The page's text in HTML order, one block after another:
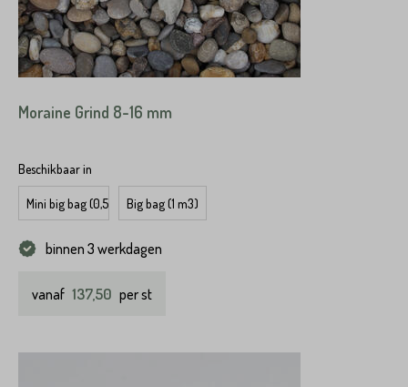
Moraine Grind 8-16 mm
Beschikbaar in
Mini big bag (0,5 m3)Big bag (1 m3)
binnen 3 werkdagen
vanaf 137,50 per st